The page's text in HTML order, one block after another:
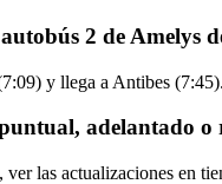
2 de Amelys
y llega a Antibes
adelantado o
ver las actualizaciones en